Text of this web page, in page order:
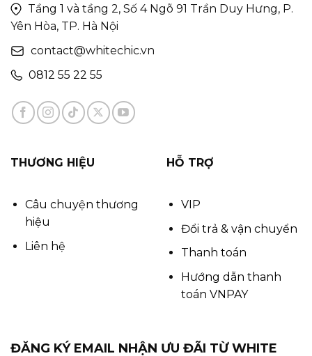
Tầng 1 và tầng 2, Số 4 Ngõ 91 Trần Duy Hưng, P.
Yên Hòa, TP. Hà Nội
contact@whitechic.vn
0812 55 22 55
THƯƠNG HIỆU
Câu chuyện thương
hiệu
Liên hệ
HỖ TRỢ
VIP
Đổi trả & vận chuyển
Thanh toán
Hướng dẫn thanh
toán VNPAY
ĐĂNG KÝ EMAIL NHẬN ƯU ĐÃI TỪ WHITE